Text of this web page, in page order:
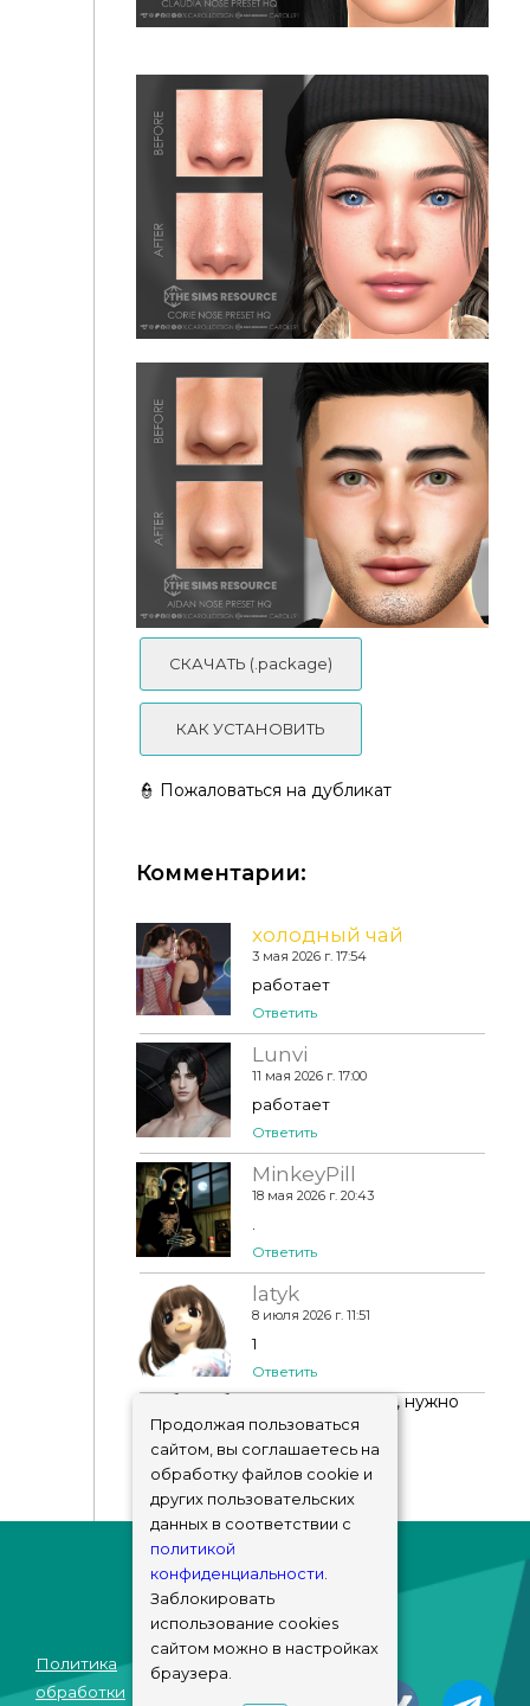
Claudia Nose Preset HQ Caroll91
Пресет носа - Caroll91 - Corie Nose Preset HQ
Aidan Nose Preset HQ Caroll91
СКАЧАТЬ (.package)
КАК УСТАНОВИТЬ
👮 Пожаловаться на дубликат
Комментарии:
холодный чай
3 мая 2026 г. 17:54
работает
Ответить
Lunvi
11 мая 2026 г. 17:00
работает
Ответить
MinkeyPill
18 мая 2026 г. 20:43
Ответить
latyk
8 июля 2026 г. 11:51
1
Ответить
Чтобы добавить комментарий, нужно
авторизоваться !
Политика
обработки
© sims-market
Продолжая пользоваться
сайтом, вы соглашаетесь на
обработку файлов cookie и
других пользовательских
данных в соответствии с
политикой
конфиденциальности.
Заблокировать
использование cookies
сайтом можно в настройках
браузера.